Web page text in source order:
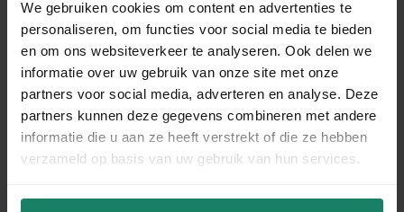
We gebruiken cookies om content en advertenties te
personaliseren, om functies voor social media te bieden
en om ons websiteverkeer te analyseren. Ook delen we
informatie over uw gebruik van onze site met onze
partners voor social media, adverteren en analyse. Deze
partners kunnen deze gegevens combineren met andere
informatie die u aan ze heeft verstrekt of die ze hebben
verzameld op basis van uw gebruik van hun services.